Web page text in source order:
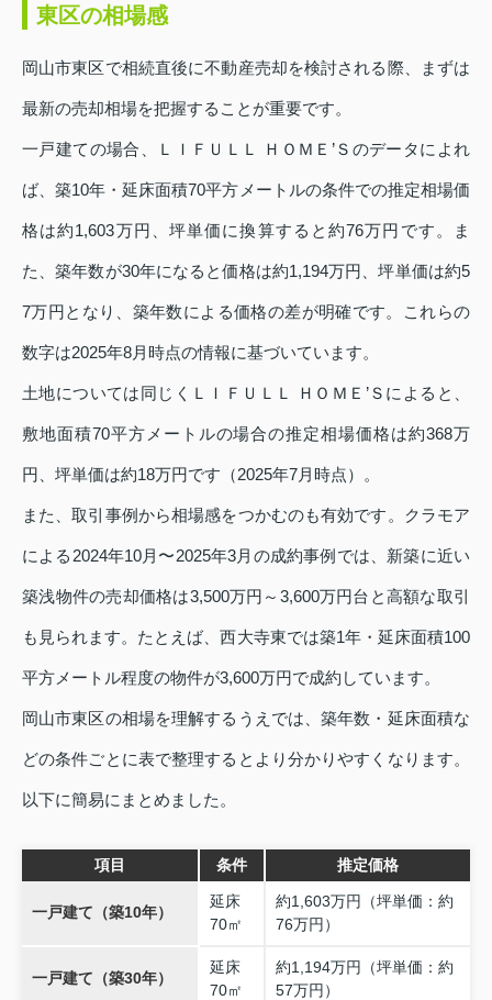
東区の相場感
岡山市東区で相続直後に不動産売却を検討される際、まずは
最新の売却相場を把握することが重要です。
一戸建ての場合、ＬＩＦＵＬＬ ＨＯＭＥ’Ｓのデータによれ
ば、築10年・延床面積70平方メートルの条件での推定相場価
格は約1,603万円、坪単価に換算すると約76万円です。ま
た、築年数が30年になると価格は約1,194万円、坪単価は約5
7万円となり、築年数による価格の差が明確です。これらの
数字は2025年8月時点の情報に基づいています。
土地については同じくＬＩＦＵＬＬ ＨＯＭＥ’Ｓによると、
敷地面積70平方メートルの場合の推定相場価格は約368万
円、坪単価は約18万円です（2025年7月時点）。
また、取引事例から相場感をつかむのも有効です。クラモア
による2024年10月〜2025年3月の成約事例では、新築に近い
築浅物件の売却価格は3,500万円～3,600万円台と高額な取引
も見られます。たとえば、西大寺東では築1年・延床面積100
平方メートル程度の物件が3,600万円で成約しています。
岡山市東区の相場を理解するうえでは、築年数・延床面積な
どの条件ごとに表で整理するとより分かりやすくなります。
以下に簡易にまとめました。
項目 条件 推定価格
一戸建て（築10年）
延床
70㎡
約1,603万円（坪単価：約
76万円）
一戸建て（築30年）
延床
70㎡
約1,194万円（坪単価：約
57万円）